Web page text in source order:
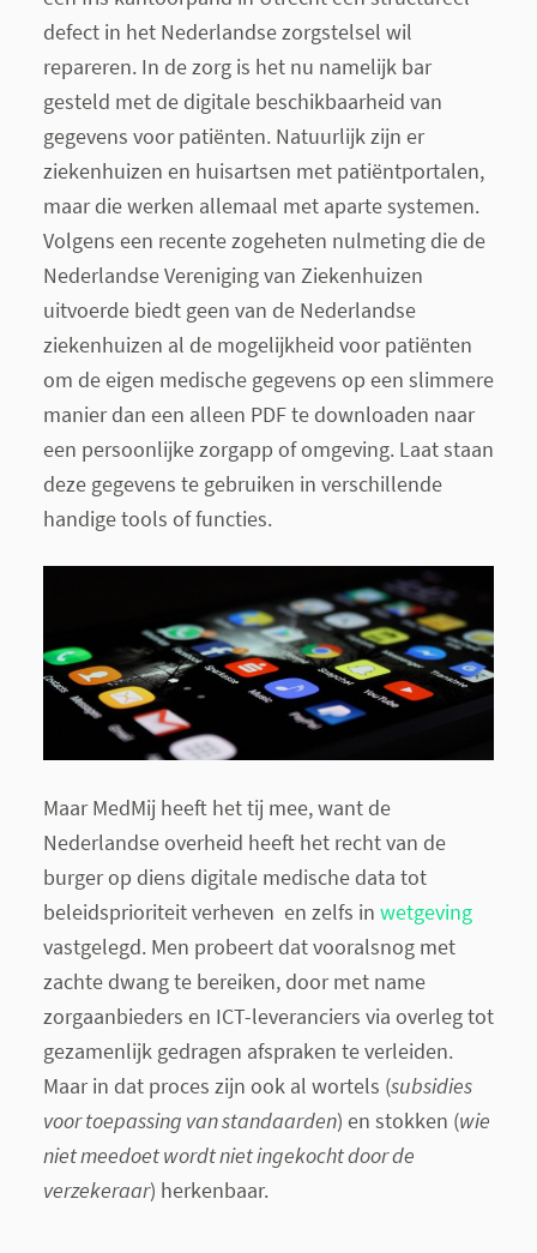
defect in het Nederlandse zorgstelsel wil
repareren. In de zorg is het nu namelijk bar
gesteld met de digitale beschikbaarheid van
gegevens voor patiënten. Natuurlijk zijn er
ziekenhuizen en huisartsen met patiëntportalen,
maar die werken allemaal met aparte systemen.
Volgens een recente zogeheten nulmeting die de
Nederlandse Vereniging van Ziekenhuizen
uitvoerde biedt geen van de Nederlandse
ziekenhuizen al de mogelijkheid voor patiënten
om de eigen medische gegevens op een slimmere
manier dan een alleen PDF te downloaden naar
een persoonlijke zorgapp of omgeving. Laat staan
deze gegevens te gebruiken in verschillende
handige tools of functies.
Maar MedMij heeft het tij mee, want de
Nederlandse overheid heeft het recht van de
burger op diens digitale medische data tot
beleidsprioriteit verheven en zelfs in wetgeving
vastgelegd. Men probeert dat vooralsnog met
zachte dwang te bereiken, door met name
zorgaanbieders en ICT-leveranciers via overleg tot
gezamenlijk gedragen afspraken te verleiden.
Maar in dat proces zijn ook al wortels (subsidies
voor toepassing van standaarden) en stokken (wie
niet meedoet wordt niet ingekocht door de
verzekeraar) herkenbaar.